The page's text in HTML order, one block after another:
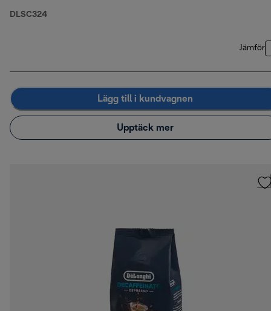
DLSC324
Jämför
Lägg till i kundvagnen
Upptäck mer